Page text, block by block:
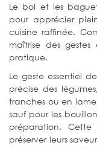
Le bol et les
pour apprécier
cuisine raffinée.
maîtrise des
pratique.
Le geste essentiel
précise des
tranches ou en
sauf pour les
préparation.
préserver leurs